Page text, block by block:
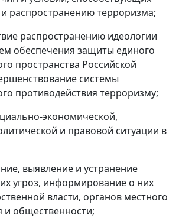
распространению терроризма;
распространению идеологии
обеспечения защиты единого
пространства Российской
системы
противодействия терроризму;
экономической,
и правовой ситуации в
выявление и устранение
угроз, информирование о них
власти, органов местного
и общественности;